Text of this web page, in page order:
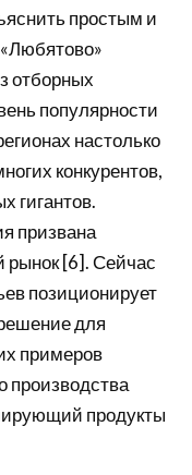
простым и
отборных
популярности
настолько
конкурентов,
гигантов.
призвана
рынок [6]. Сейчас
позиционирует
для
примеров
производства
продукты